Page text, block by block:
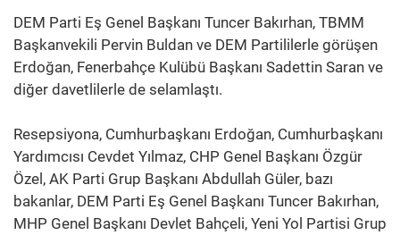
DEM Parti Eş Genel Başkanı Tuncer Bakırhan, TBMM
Başkanvekili Pervin Buldan ve DEM Partililerle görüşen
Erdoğan, Fenerbahçe Kulübü Başkanı Sadettin Saran ve
diğer davetlilerle de selamlaştı.
Resepsiyona, Cumhurbaşkanı Erdoğan, Cumhurbaşkanı
Yardımcısı Cevdet Yılmaz, CHP Genel Başkanı Özgür
Özel, AK Parti Grup Başkanı Abdullah Güler, bazı
bakanlar, DEM Parti Eş Genel Başkanı Tuncer Bakırhan,
MHP Genel Başkanı Devlet Bahçeli, Yeni Yol Partisi Grup